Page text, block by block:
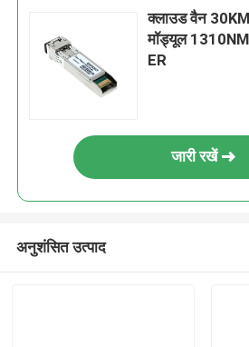
क्लाउड वैन
मॉड्यूल
ER
जारी रखें
अनुशंसित उत्पाद